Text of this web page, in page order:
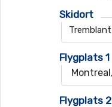
Skidort
Flygplats 1
Flygplats 2